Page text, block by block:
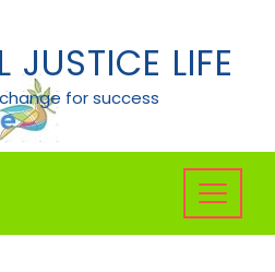
JUSTICE LIFE
for success